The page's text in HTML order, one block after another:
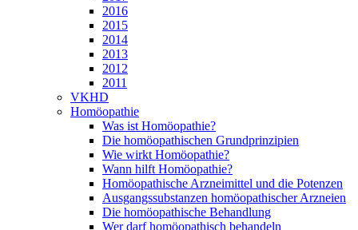
2016
2015
2014
2013
2012
2011
VKHD
Homöopathie
Was ist Homöopathie?
Die homöopathischen Grundprinzipien
Wie wirkt Homöopathie?
Wann hilft Homöopathie?
Homöopathische Arzneimittel und die Potenzen
Ausgangssubstanzen homöopathischer Arzneien
Die homöopathische Behandlung
Wer darf homöopathisch behandeln